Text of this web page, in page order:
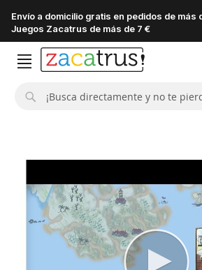
Envío a domicilio gratis en pedidos de más
Juegos Zacatrus de más de 7 €
galería
imágenes